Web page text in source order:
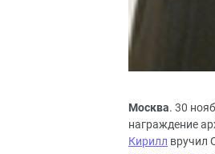
Москва. 30
награждение
Кирилл вручил